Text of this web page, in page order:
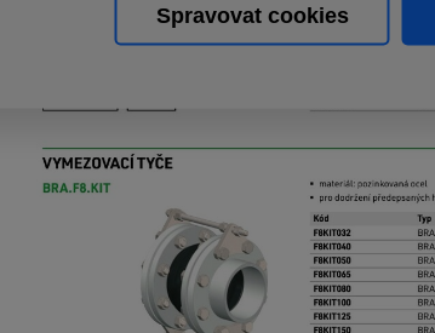
Spravovat cookies